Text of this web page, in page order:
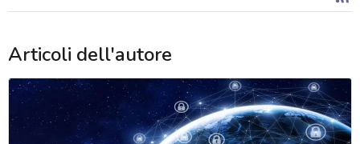
Articoli dell'autore